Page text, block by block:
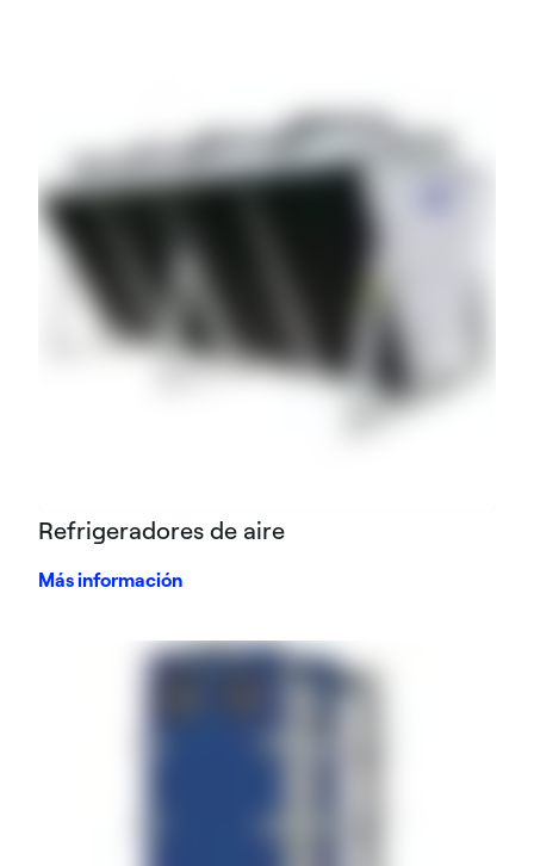
Refrigeradores de aire
Más información